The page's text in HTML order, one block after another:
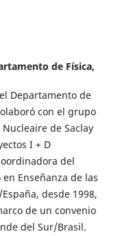
de Física,
Departamento de
con el grupo
de Saclay
I + D
del
Enseñanza de las
desde 1998,
de un convenio
del Sur/Brasil.